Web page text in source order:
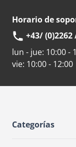
Horario de
+43/ (0)2262
lun - jue: 10:00 -
vie: 10:00 - 12:00
Categorías